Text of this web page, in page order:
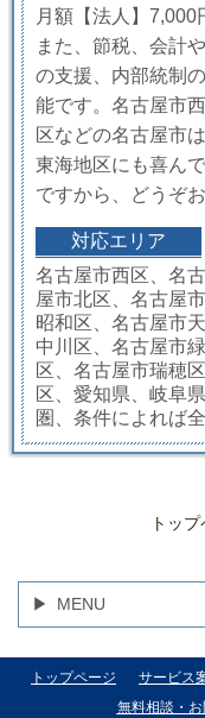
月額【法人】7,000
また、節税、会計
の支援、内部統制
能です。名古屋市
区などの名古屋市
東海地区にも喜ん
ですから、どうぞ
対応エリア
名古屋市西区、名
屋市北区、名古屋
昭和区、名古屋市
中川区、名古屋市
区、名古屋市瑞穂
区、愛知県、岐阜
圏、条件によれば
トッ
MENU
トップページ サービス
無料相談・